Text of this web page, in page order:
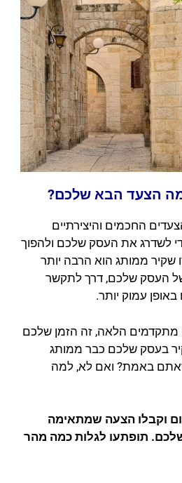
הצעד הבא שלכם?
החכמים והיצירתיים
לשדרג את העסק שלכם ולהפוך
שקיר ממותג הוא הרבה יותר
העסק שלכם, דרך לתקשר
עמוק יותר.
מתקדמים הלאה, זה הזמן שלכם
בעסק שלכם כבר ממותג
באמת? ואם לא, למה
וקבלו הצעה שמתאימה
תופתעו לגלות כמה מהר